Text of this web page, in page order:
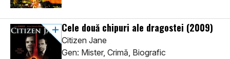
Cele două chipuri ale dragostei (2009)
Citizen Jane
Gen: Mister, Crimă, Biografic